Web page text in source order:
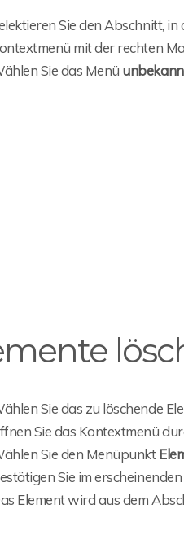
Sie den Abschnitt,
mit der rechten
Sie das Menü
Sie das zu löschende
Sie das Kontextmenü
Sie den Menüpunkt
Sie im
Element wird aus dem